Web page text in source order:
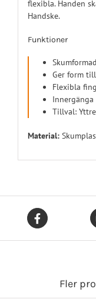
flexibla. Handen
Handske.
Funktioner
Skumformad
Ger form
Flexibla
Tillval:
Material:
Fler